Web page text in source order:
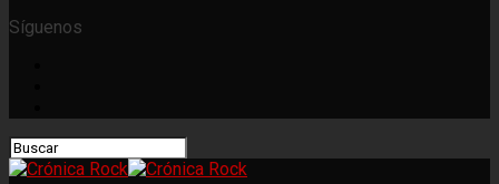
Síguenos